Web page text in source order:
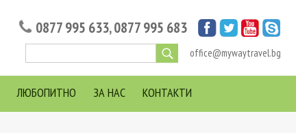
0877 995 633,0877 995 683
office@mywaytravel.bg
ЛЮБОПИТНО ЗА НАС КОНТАКТИ